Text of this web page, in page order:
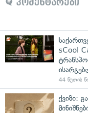
კომენტარები
sCool
44 წუთის
ქვიზი: